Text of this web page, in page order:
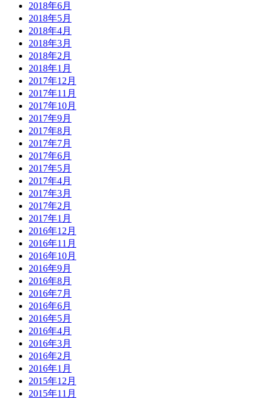
2018年6月
2018年5月
2018年4月
2018年3月
2018年2月
2018年1月
2017年12月
2017年11月
2017年10月
2017年9月
2017年8月
2017年7月
2017年6月
2017年5月
2017年4月
2017年3月
2017年2月
2017年1月
2016年12月
2016年11月
2016年10月
2016年9月
2016年8月
2016年7月
2016年6月
2016年5月
2016年4月
2016年3月
2016年2月
2016年1月
2015年12月
2015年11月